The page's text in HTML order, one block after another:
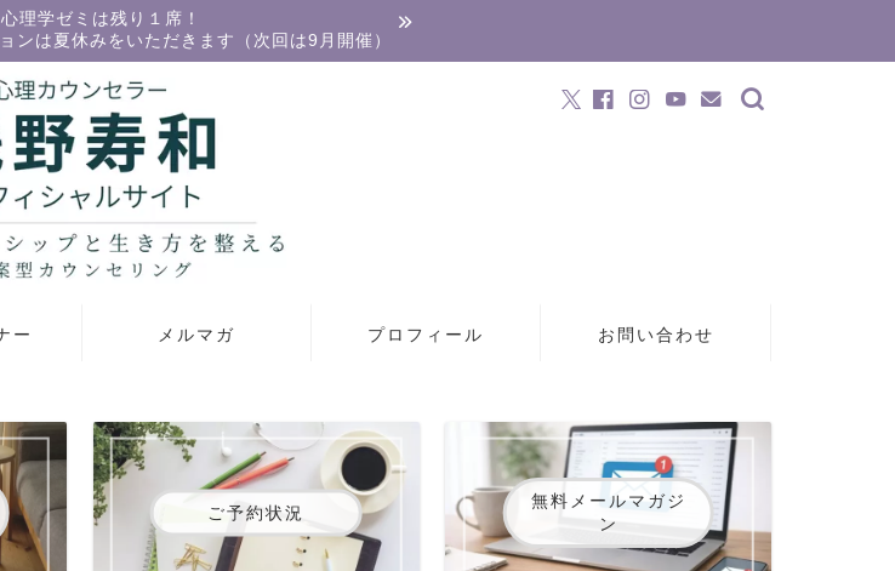
理学ゼミは残り１席！
ンは夏休みをいただきます（次回は9月開催）
ー メルマガ プロフィール お問い合わせ
ご予約状況
無料メールマガジ
ン